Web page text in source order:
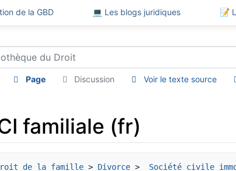
de la GBD 💻 Les blogs juridiques 📝
Page Discussion Voir le texte source
familiale (fr)
de la famille > Divorce > Société civile